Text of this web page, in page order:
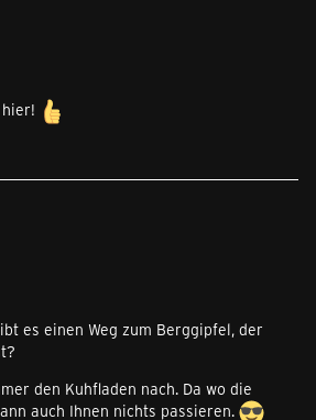
es einen Weg zum Berggipfel, der
den Kuhfladen nach. Da wo die
auch Ihnen nichts passieren.